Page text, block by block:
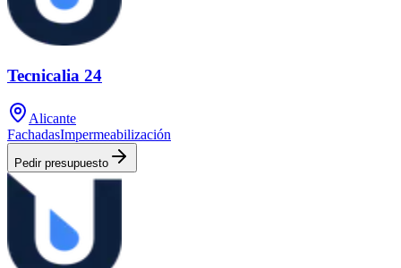
Tecnicalia 24
Alicante
FachadasImpermeabilización
Pedir presupuesto